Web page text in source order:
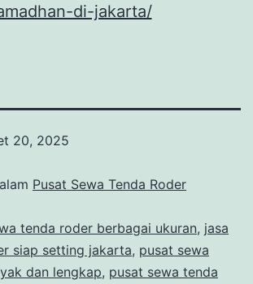
di-jakarta/
20, 2025
Pusat Sewa Tenda Roder
tenda roder berbagai ukuran, jasa
siap setting jakarta, pusat sewa
dan lengkap, pusat sewa tenda